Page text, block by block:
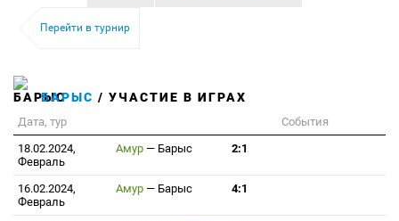
Перейти в турнир
БАРЫС / УЧАСТИЕ В ИГРАХ
Дата, тур
События
18.02.2024,
Февраль
Амур — Барыс 2:1
16.02.2024,
Февраль
Амур — Барыс 4:1